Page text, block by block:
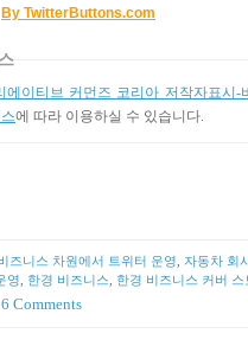
By TwitterButtons.com
에이티브 커먼즈 코리아 저작자표시-
에 따라 이용하실 수 있습니다.
즈니스 차원에서 트위터 운영
자동차 회
영 한경 비즈니스
한경 비즈니스 커버 스
6 Comments